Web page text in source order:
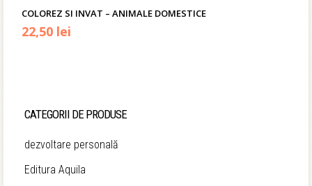
COLOREZ SI INVAT – ANIMALE DOMESTICE
Prețul
fost:
22,50 lei
22,50 lei.
CATEGORII DE PRODUSE
dezvoltare personală
Editura Aquila